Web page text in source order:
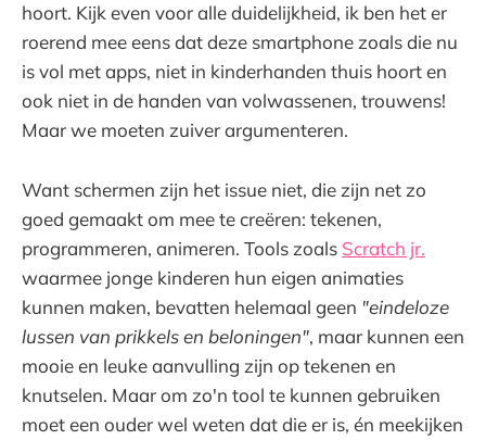
hoort. Kijk even voor alle duidelijkheid, ik ben het er
roerend mee eens dat deze smartphone zoals die nu
is vol met apps, niet in kinderhanden thuis hoort en
ook niet in de handen van volwassenen, trouwens!
Maar we moeten zuiver argumenteren.
Want schermen zijn het issue niet, die zijn net zo
goed gemaakt om mee te creëren: tekenen,
programmeren, animeren. Tools zoals Scratch jr.
waarmee jonge kinderen hun eigen animaties
kunnen maken, bevatten helemaal geen "eindeloze
lussen van prikkels en beloningen", maar kunnen een
mooie en leuke aanvulling zijn op tekenen en
knutselen. Maar om zo'n tool te kunnen gebruiken
moet een ouder wel weten dat die er is, én meekijken